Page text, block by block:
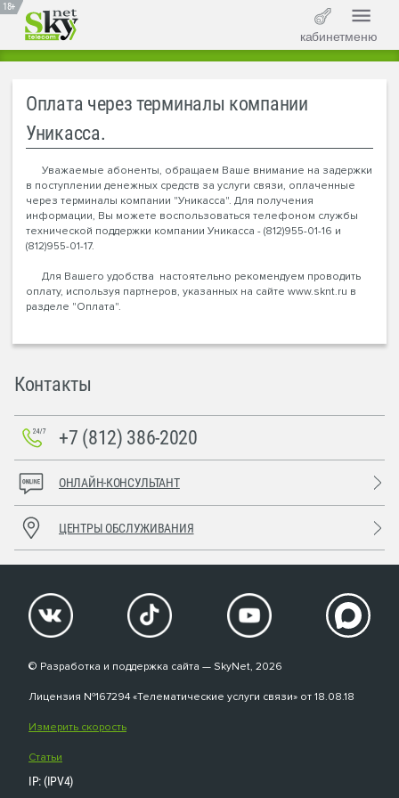
18+
кабинетменю
Оплата через терминалы компании
Уникасса.
Уважаемые абоненты, обращаем Ваше внимание на задержки
в поступлении денежных средств за услуги связи, оплаченные
через терминалы компании "Уникасса". Для получения
информации, Вы можете воспользоваться телефоном службы
технической поддержки компании Уникасса - (812)955-01-16 и
(812)955-01-17.
Для Вашего удобства настоятельно рекомендуем проводить
оплату, используя партнеров, указанных на сайте www.sknt.ru в
разделе "Оплата".
Контакты
+7 (812) 386-2020
ОНЛАЙН-КОНСУЛЬТАНТ
ЦЕНТРЫ ОБСЛУЖИВАНИЯ
© Разработка и поддержка сайта — SkyNet, 2026
Лицензия №167294 «Телематические услуги связи» от 18.08.18
Измерить скорость
Статьи
IP: (IPV4)